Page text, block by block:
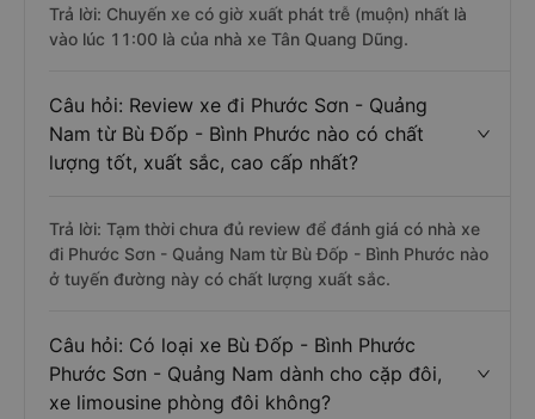
Trả lời: Chuyến xe có giờ xuất phát trễ (muộn) nhất là
vào lúc 11:00 là của nhà xe Tân Quang Dũng.
Câu hỏi: Review xe đi Phước Sơn - Quảng
Nam từ Bù Đốp - Bình Phước nào có chất
lượng tốt, xuất sắc, cao cấp nhất?
Trả lời: Tạm thời chưa đủ review để đánh giá có nhà xe
đi Phước Sơn - Quảng Nam từ Bù Đốp - Bình Phước nào
ở tuyến đường này có chất lượng xuất sắc.
Câu hỏi: Có loại xe Bù Đốp - Bình Phước
Phước Sơn - Quảng Nam dành cho cặp đôi,
xe limousine phòng đôi không?